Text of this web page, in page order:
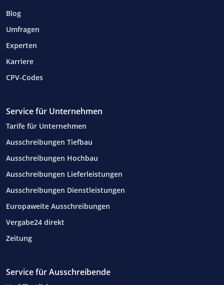
Blog
Umfragen
Experten
Karriere
CPV-Codes
Service für Unternehmen
Tarife für Unternehmen
Ausschreibungen Tiefbau
Ausschreibungen Hochbau
Ausschreibungen Lieferleistungen
Ausschreibungen Dienstleistungen
Europaweite Ausschreibungen
Vergabe24 direkt
Zeitung
Service für Ausschreibende